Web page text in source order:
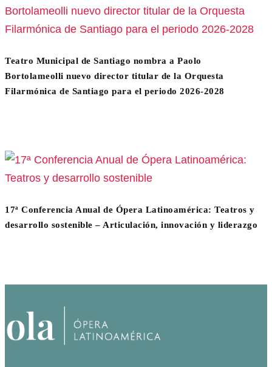
Teatro Municipal de Santiago nombra a Paolo
Bortolameolli nuevo director titular de la Orquesta
Filarmónica de Santiago para el periodo 2026-2028
17ª Conferencia Anual de Ópera Latinoamérica: Teatros y
desarrollo sostenible – Articulación, innovación y liderazgo